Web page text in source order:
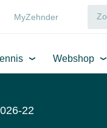
MyZehnder
Webshop
22